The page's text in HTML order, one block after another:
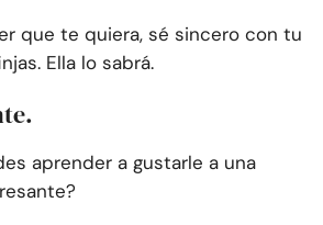
que te quiera, sé sincero con tu
Ella lo sabrá.
aprender a gustarle a una